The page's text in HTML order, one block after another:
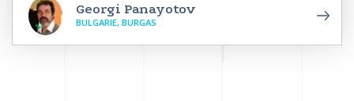
Georgi Panayotov
BULGARIE, BURGAS